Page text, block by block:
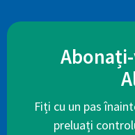
Fiți cu un pas
preluați